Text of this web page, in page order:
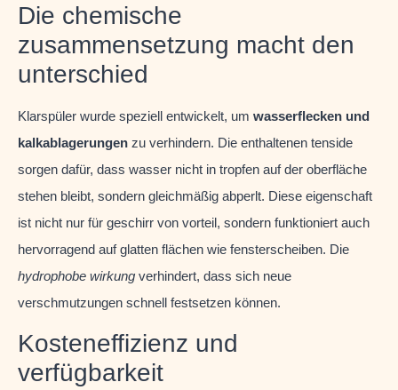
Die chemische
zusammensetzung macht den
unterschied
Klarspüler wurde speziell entwickelt, um wasserflecken und
kalkablagerungen zu verhindern. Die enthaltenen tenside
sorgen dafür, dass wasser nicht in tropfen auf der oberfläche
stehen bleibt, sondern gleichmäßig abperlt. Diese eigenschaft
ist nicht nur für geschirr von vorteil, sondern funktioniert auch
hervorragend auf glatten flächen wie fensterscheiben. Die
hydrophobe wirkung verhindert, dass sich neue
verschmutzungen schnell festsetzen können.
Kosteneffizienz und
verfügbarkeit